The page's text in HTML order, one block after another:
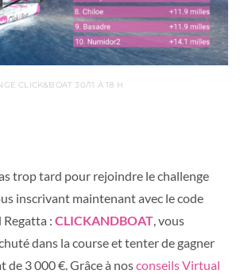
CLICK&BOAT 30/11 À 18 H
trop tard pour rejoindre le challenge
inscrivant maintenant avec le code
: CLICKANDBOAT, vous
dans la course et tenter de gagner
de 3 000 €. Grâce à nosconseils Virtual